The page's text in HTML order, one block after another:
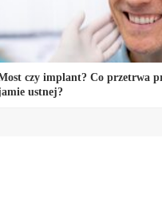
czy implant? Co przetrwa
ustnej?